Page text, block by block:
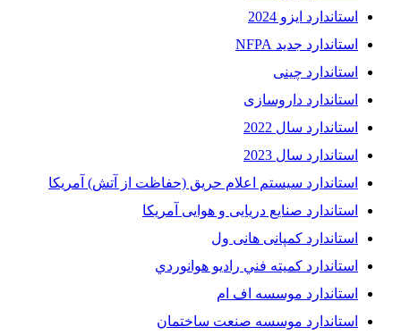
استاندارد ایزو 2024
استاندارد جدید NFPA
استاندارد چینی
استاندارد داروسازی
استاندارد سال 2022
استاندارد سال 2023
استاندارد سیستم اعلام حریق (حفاظت از آتش) آمریکا
استاندارد صنایع دریایی و هوایی آمریکا
استاندارد کمپانی هانی ول
استاندارد کميته فني راديو هوانوردي
استاندارد موسسه اف ام
استاندارد موسسه صنعت ساختمان